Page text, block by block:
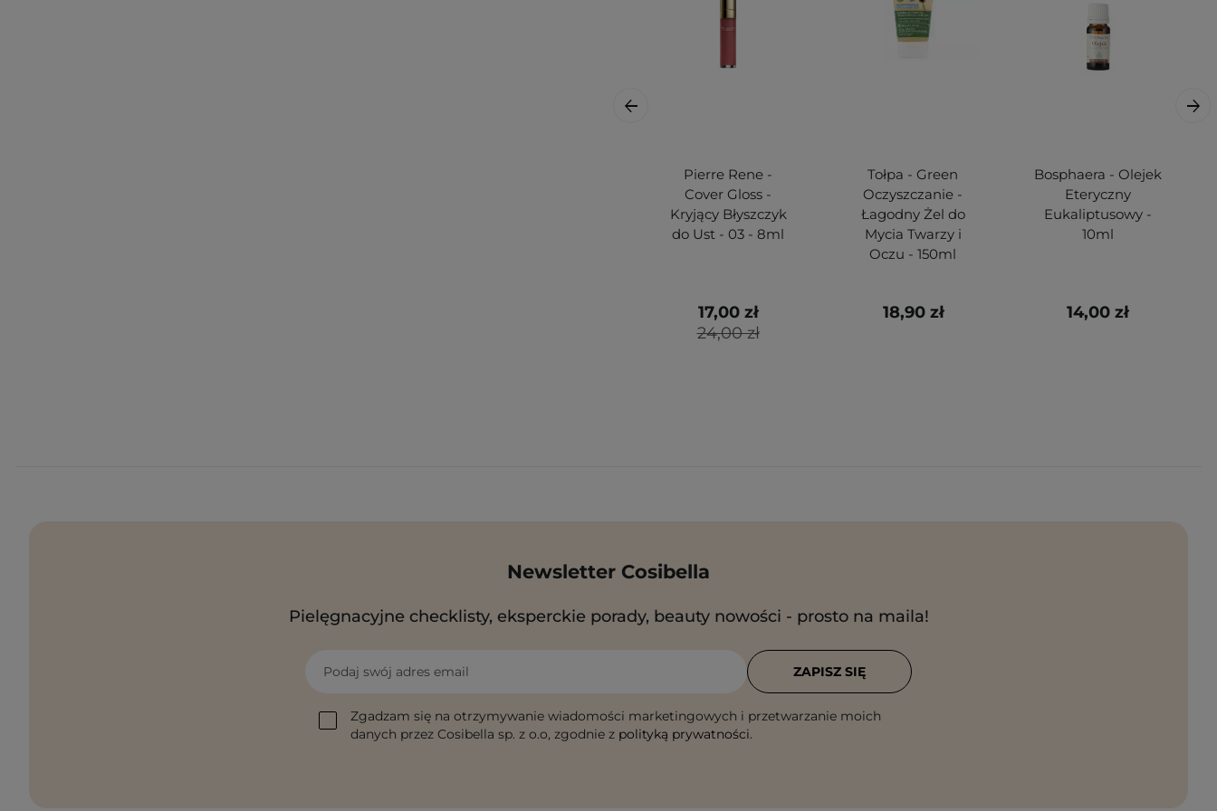
Pierre Rene -
Cover Gloss -
Kryjący Błyszczyk
do Ust - 03 - 8ml
24,00 zł
17,00 zł
Tołpa - Green
Oczyszczanie -
Łagodny Żel do
Mycia Twarzy i
Oczu - 150ml
18,90 zł
Bosphaera - Olejek
Eteryczny
Eukaliptusowy -
10ml
14,00 zł
Newsletter Cosibella
Pielęgnacyjne checklisty, eksperckie porady, beauty nowości - prosto na maila!
Podaj swój adres email
Zgadzam się na otrzymywanie wiadomości marketingowych i przetwarzanie moich
danych przez Cosibella sp. z o.o, zgodnie z polityką prywatności.
ZAPISZ SIĘ